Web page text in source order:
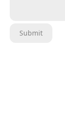
Submit